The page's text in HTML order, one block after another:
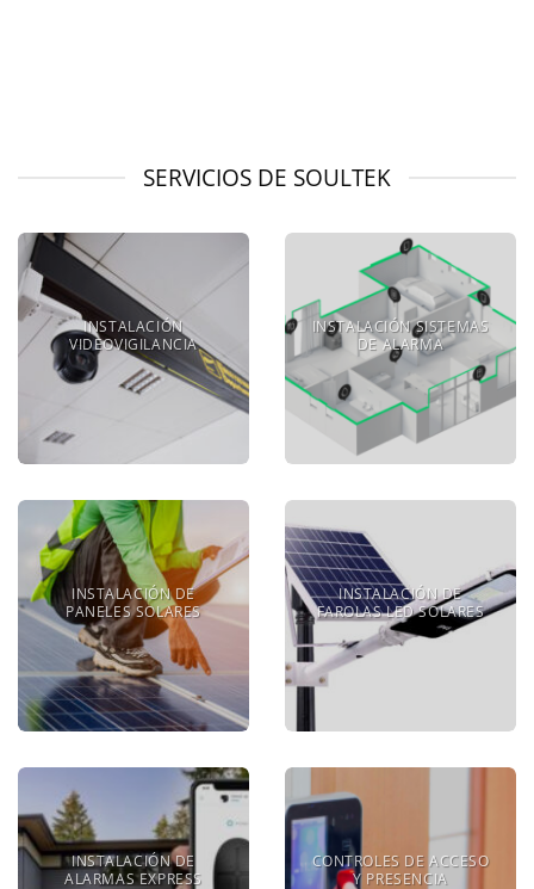
SERVICIOS DE SOULTEK
INSTALACIÓN
VIDEOVIGILANCIA
INSTALACIÓN SISTEMAS
DE ALARMA
INSTALACIÓN DE
PANELES SOLARES
INSTALACIÓN DE
FAROLAS LED SOLARES
INSTALACIÓN DE
ALARMAS EXPRESS
CONTROLES DE ACCESO
Y PRESENCIA